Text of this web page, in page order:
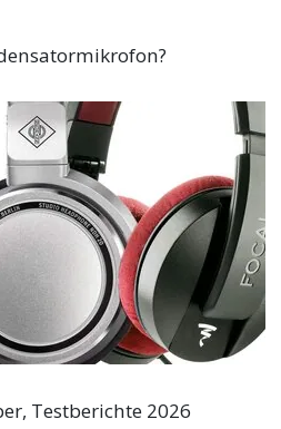
Testberichte 2026